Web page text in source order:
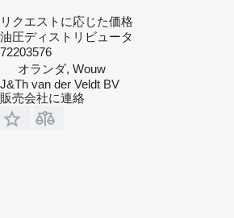
リクエストに応じた価格
油圧ディストリビュータ
72203576
オランダ, Wouw
J&Th van der Veldt BV
販売会社に連絡